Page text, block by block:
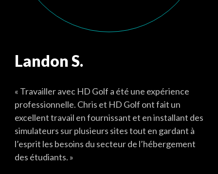
Landon S.
« Travailler avec HD Golf a été une expérience
professionnelle. Chris et HD Golf ont fait un
excellent travail en fournissant et en installant des
simulateurs sur plusieurs sites tout en gardant à
l’esprit les besoins du secteur de l’hébergement
des étudiants. »